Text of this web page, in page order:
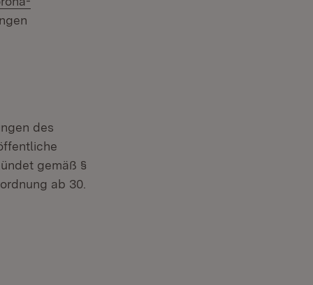
des
gemäß §
ab 30.